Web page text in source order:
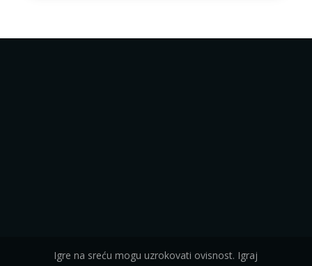
Igre na sreću mogu uzrokovati ovisnost. Igraj